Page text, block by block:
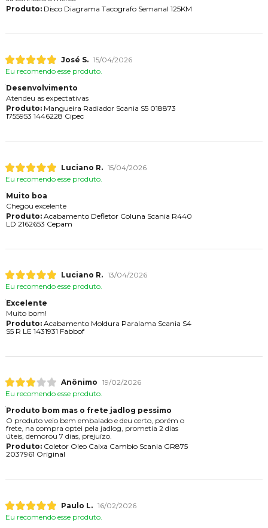
Produto:Disco Diagrama Tacografo Semanal 125KM
José S. 15/04/2026
Eu recomendo esse produto.
Desenvolvimento
Atendeu as expectativas
Produto:Mangueira Radiador Scania S5 018873
1755953 1446228 Cipec
Luciano R. 15/04/2026
Eu recomendo esse produto.
Muito boa
Chegou excelente
Produto:Acabamento Defletor Coluna Scania R440
LD 2162653 Cepam
Luciano R. 13/04/2026
Eu recomendo esse produto.
Excelente
Muito bom!
Produto:Acabamento Moldura Paralama Scania S4
S5 R LE 1431931 Fabbof
Anônimo 19/02/2026
Eu recomendo esse produto.
Produto bom mas o frete jadlog pessimo
O produto veio bem embalado e deu certo, porém o
frete, na compra optei pela jadlog, prometia 2 dias
úteis, demorou 7 dias, prejuízo.
Produto:Coletor Oleo Caixa Cambio Scania GR875
2037961 Original
Paulo L. 16/02/2026
Eu recomendo esse produto.